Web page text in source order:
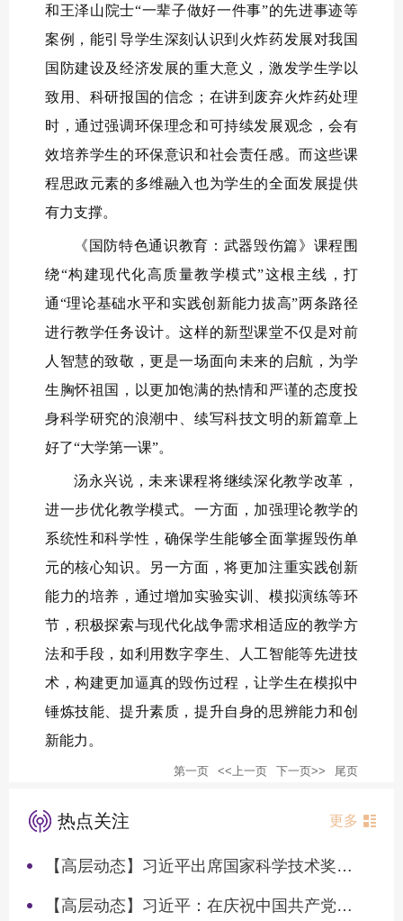
和王泽山院士“一辈子做好一件事”的先进事迹等
案例，能引导学生深刻认识到火炸药发展对我国
国防建设及经济发展的重大意义，激发学生学以
致用、科研报国的信念；在讲到废弃火炸药处理
时，通过强调环保理念和可持续发展观念，会有
效培养学生的环保意识和社会责任感。而这些课
程思政元素的多维融入也为学生的全面发展提供
有力支撑。
《国防特色通识教育：武器毁伤篇》课程围
绕“构建现代化高质量教学模式”这根主线，打
通“理论基础水平和实践创新能力拔高”两条路径
进行教学任务设计。这样的新型课堂不仅是对前
人智慧的致敬，更是一场面向未来的启航，为学
生胸怀祖国，以更加饱满的热情和严谨的态度投
身科学研究的浪潮中、续写科技文明的新篇章上
好了“大学第一课”。
汤永兴说，未来课程将继续深化教学改革，
进一步优化教学模式。一方面，加强理论教学的
系统性和科学性，确保学生能够全面掌握毁伤单
元的核心知识。另一方面，将更加注重实践创新
能力的培养，通过增加实验实训、模拟演练等环
节，积极探索与现代化战争需求相适应的教学方
法和手段，如利用数字孪生、人工智能等先进技
术，构建更加逼真的毁伤过程，让学生在模拟中
锤炼技能、提升素质，提升自身的思辨能力和创
新能力。
第一页 <<上一页 下一页>> 尾页
热点关注 更多
【高层动态】习近平出席国家科学技术奖励大会两院院士大会中国科协第十一次全国代表大会并发表重要讲话
【高层动态】习近平：在庆祝中国共产党成立105周年大会上的讲话